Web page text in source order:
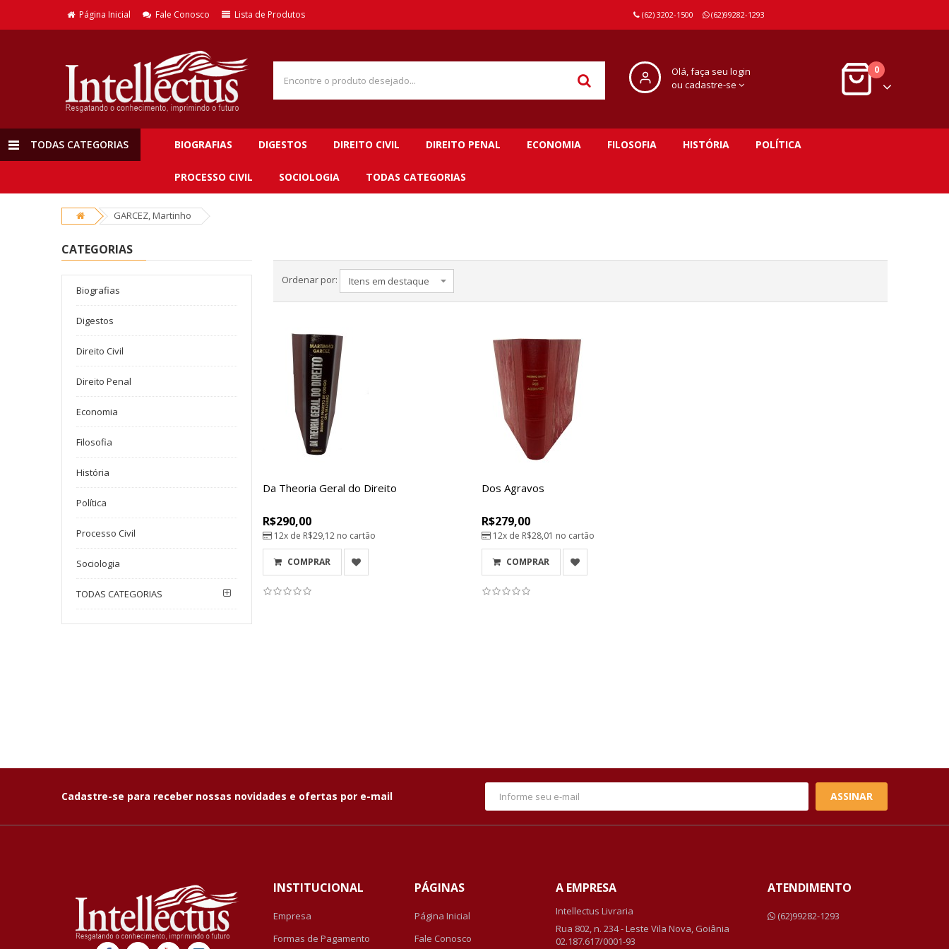
Página Inicial Fale Conosco Lista de Produtos (62) 3202-1500 (62)99282-1293
Olá, faça seu login
ou cadastre-se
0
TODAS CATEGORIAS BIOGRAFIAS DIGESTOS DIREITO CIVIL DIREITO PENAL ECONOMIA FILOSOFIA HISTÓRIA POLÍTICA
PROCESSO CIVIL SOCIOLOGIA TODAS CATEGORIAS
GARCEZ, Martinho
CATEGORIAS
Biografias
Digestos
Direito Civil
Direito Penal
Economia
Filosofia
História
Política
Processo Civil
Sociologia
TODAS CATEGORIAS
Ordenar por:
Da Theoria Geral do Direito
R$290,00
12x de R$29,12 no cartão
COMPRAR
Dos Agravos
R$279,00
12x de R$28,01 no cartão
COMPRAR
Cadastre-se para receber nossas novidades e ofertas por e-mail ASSINAR
INSTITUCIONAL
Empresa
Formas de Pagamento
PÁGINAS
Página Inicial
Fale Conosco
A EMPRESA
Intellectus Livraria
Rua 802, n. 234 - Leste Vila Nova, Goiânia
02.187.617/0001-93
ATENDIMENTO
(62)99282-1293